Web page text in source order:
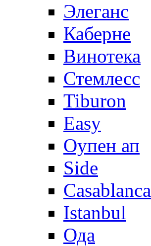
Элеганс
Каберне
Винотека
Стемлесс
Tiburon
Easy
Оупен ап
Side
Casablanca
Istanbul
Ода